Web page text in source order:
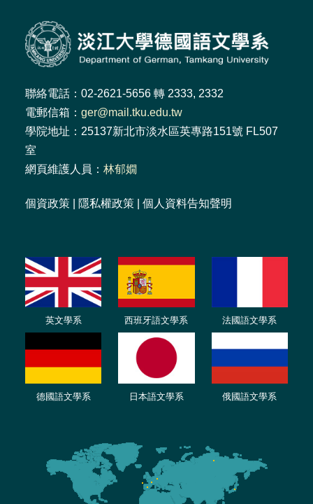
聯絡電話：02-2621-5656 轉 2333, 2332
電郵信箱： ger@mail.tku.edu.tw
學院地址：25137新北市淡水區英專路151號 FL507
室
網頁維護人員： 林郁嫺
個資政策 隱私權政策 個人資料告知聲明
英文學系 西班牙語文學系 法國語文學系
德國語文學系 日本語文學系 俄國語文學系